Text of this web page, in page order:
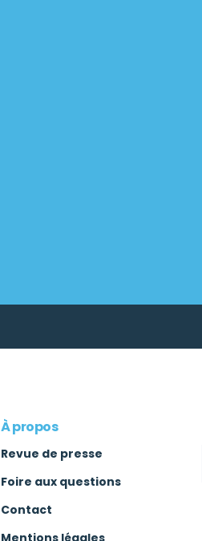
À propos
Revue de presse
Foire aux questions
Contact